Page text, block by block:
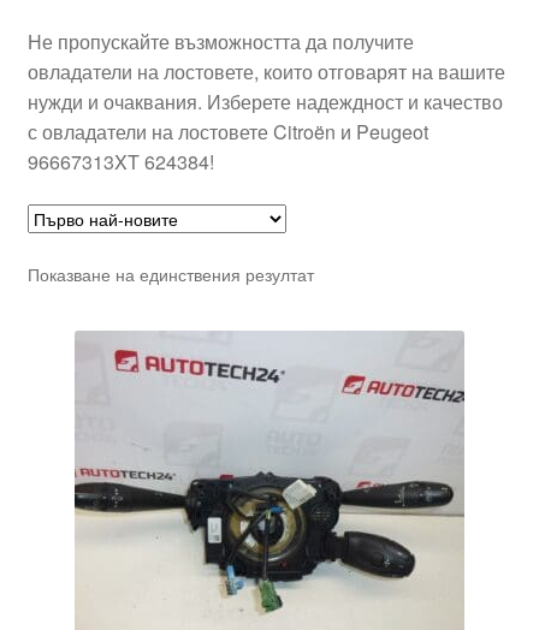
Не пропускайте възможността да получите
овладатели на лостовете, които отговарят на вашите
нужди и очаквания. Изберете надеждност и качество
с овладатели на лостовете Citroën и Peugeot
96667313XT 624384!
Показване на единствения резултат